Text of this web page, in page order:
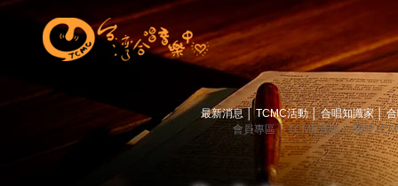
最新消息 TCMC活動│ 合唱知識家│
會員專區│ TCMC會訊│ 關於